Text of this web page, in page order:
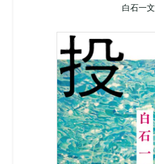
白石一文